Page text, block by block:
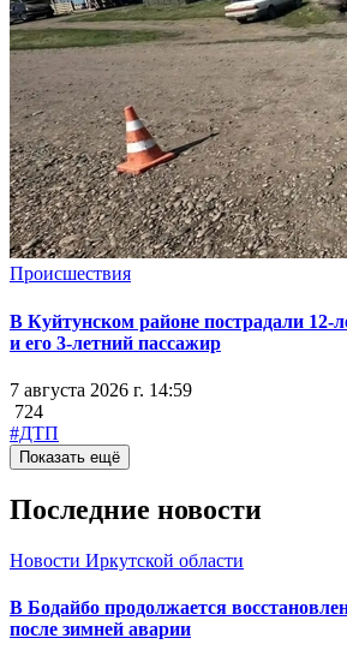
Происшествия
В Куйтунском районе пострадали 12-
и его 3-летний пассажир
7 августа 2026 г. 14:59
724
#ДТП
Показать ещё
Последние новости
Новости Иркутской области
В Бодайбо продолжается
после зимней аварии